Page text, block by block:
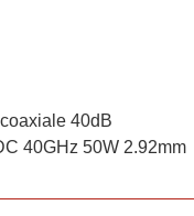
40dB
40GHz 50W 2.92mm